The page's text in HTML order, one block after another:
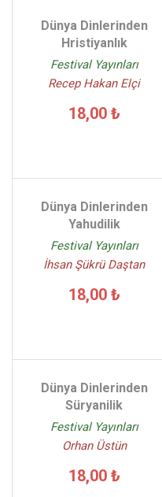
Dünya Dinlerinden
Hristiyanlık
Festival Yayınları
Recep Hakan Elçi
18,00 ₺
Dünya Dinlerinden
Yahudilik
Festival Yayınları
İhsan Şükrü Daştan
18,00 ₺
Dünya Dinlerinden
Süryanilik
Festival Yayınları
Orhan Üstün
18,00 ₺